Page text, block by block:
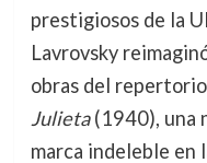
prestigiosos de la
Lavrovsky
obras del
Julieta(1940), una
marca indeleble en